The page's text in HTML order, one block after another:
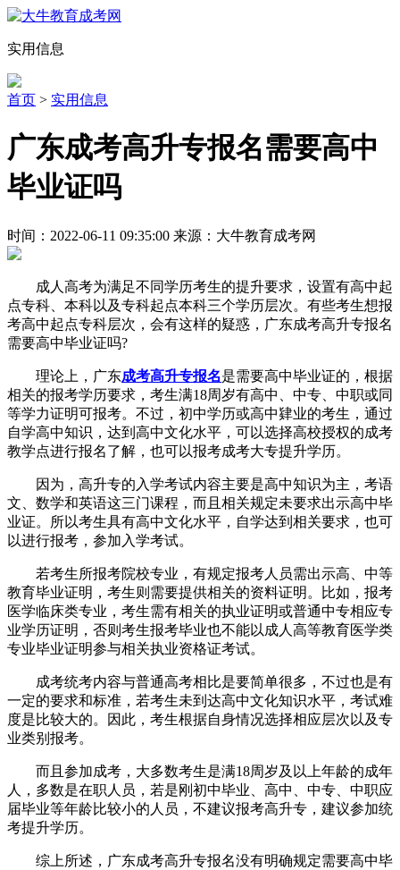
实用信息
首页 > 实用信息
广东成考高升专报名需要高中
毕业证吗
时间：2022-06-11 09:35:00 来源：大牛教育成考网
成人高考为满足不同学历考生的提升要求，设置有高中起
点专科、本科以及专科起点本科三个学历层次。有些考生想报
考高中起点专科层次，会有这样的疑惑，广东成考高升专报名
需要高中毕业证吗?
理论上，广东成考高升专报名是需要高中毕业证的，根据
相关的报考学历要求，考生满18周岁有高中、中专、中职或同
等学力证明可报考。不过，初中学历或高中肄业的考生，通过
自学高中知识，达到高中文化水平，可以选择高校授权的成考
教学点进行报名了解，也可以报考成考大专提升学历。
因为，高升专的入学考试内容主要是高中知识为主，考语
文、数学和英语这三门课程，而且相关规定未要求出示高中毕
业证。所以考生具有高中文化水平，自学达到相关要求，也可
以进行报考，参加入学考试。
若考生所报考院校专业，有规定报考人员需出示高、中等
教育毕业证明，考生则需要提供相关的资料证明。比如，报考
医学临床类专业，考生需有相关的执业证明或普通中专相应专
业学历证明，否则考生报考毕业也不能以成人高等教育医学类
专业毕业证明参与相关执业资格证考试。
成考统考内容与普通高考相比是要简单很多，不过也是有
一定的要求和标准，若考生未到达高中文化知识水平，考试难
度是比较大的。因此，考生根据自身情况选择相应层次以及专
业类别报考。
而且参加成考，大多数考生是满18周岁及以上年龄的成年
人，多数是在职人员，若是刚初中毕业、高中、中专、中职应
届毕业等年龄比较小的人员，不建议报考高升专，建议参加统
考提升学历。
综上所述，广东成考高升专报名没有明确规定需要高中毕